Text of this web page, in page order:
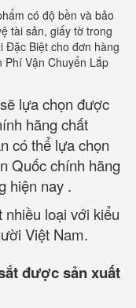
có độ bền và bảo
tài sản, giấy tờ trong
Đặc Biệt cho đơn hàng
Phí Vận Chuyển Lắp
lựa chọn được
hãng chất
có thể lựa chọn
Quốc chính hãng
hiện nay .
nhiều loại với kiểu
Việt Nam.
được sản xuất